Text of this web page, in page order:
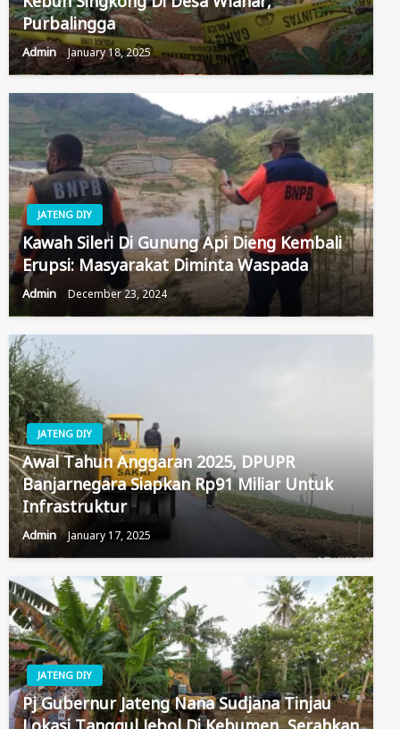
Purbalingga
Admin January 18, 2025
JATENG DIY
Kawah Sileri Di Gunung Api Dieng Kembali
Erupsi: Masyarakat Diminta Waspada
Admin December 23, 2024
JATENG DIY
Awal Tahun Anggaran 2025, DPUPR
Banjarnegara Siapkan Rp91 Miliar Untuk
Infrastruktur
Admin January 17, 2025
JATENG DIY
Pj Gubernur Jateng Nana Sudjana Tinjau